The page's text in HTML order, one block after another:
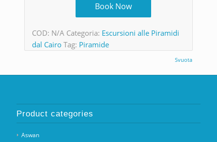
Svuota
Book Now
COD: N/A Categoria: Escursioni alle Piramidi
dal Cairo Tag: Piramide
Product categories
Aswan